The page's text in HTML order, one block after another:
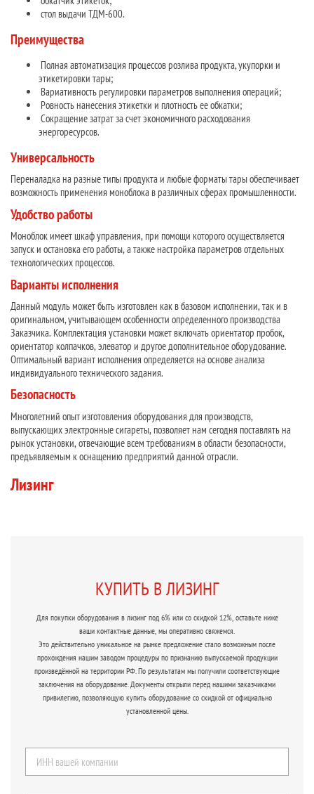
стол выдачи ТДМ-600.
Преимущества
Полная автоматизация процессов розлива продукта, укупорки и
этикетировки тары;
Вариативность регулировки параметров выполнения операций;
Ровность нанесения этикетки и плотность ее обкатки;
Сокращение затрат за счет экономичного расходования
энергоресурсов.
Универсальность
Переналадка на разные типы продукта и любые форматы тары обеспечивает
возможность применения моноблока в различных сферах промышленности.
Удобство работы
Моноблок имеет шкаф управления, при помощи которого осуществляется
запуск и остановка его работы, а также настройка параметров отдельных
технологических процессов.
Варианты исполнения
Данный модуль может быть изготовлен как в базовом исполнении, так и в
оригинальном, учитывающем особенности определенного производства
Заказчика. Комплектация установки может включать ориентатор пробок,
ориентатор колпачков, элеватор и другое дополнительное оборудование.
Оптимальный вариант исполнения определяется на основе анализа
индивидуального технического задания.
Безопасность
Многолетний опыт изготовления оборудования для производств,
выпускающих электронные сигареты, позволяет нам сегодня поставлять на
рынок установки, отвечающие всем требованиям в области безопасности,
предъявляемым к оснащению предприятий данной отрасли.
Лизинг
КУПИТЬ В ЛИЗИНГ
Для покупки оборудования в лизинг под 6% или со скидкой 12%, оставьте ниже
ваши контактные данные, мы оперативно свяжемся.
Это действительно уникальное на рынке предложение стало возможным после
прохождения нашим заводом процедуры по признанию выпускаемой продукции
произведённой на территории РФ. По результатам мы получили соответствующие
заключения на оборудование. Документы открыли перед нашими заказчиками
привилегию, позволяющую купить оборудование со скидкой от официально
установленной цены.